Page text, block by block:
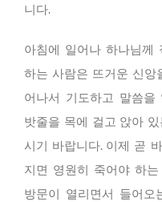
니다.
아침에 일어나 하나님께
하는 사람은 뜨거운 신앙
어나서 기도하고 말씀을
밧줄을 목에 걸고 앉아
시기 바랍니다. 이제 곧
지면 영원히 죽어야 하
방문이 열리면서 들어